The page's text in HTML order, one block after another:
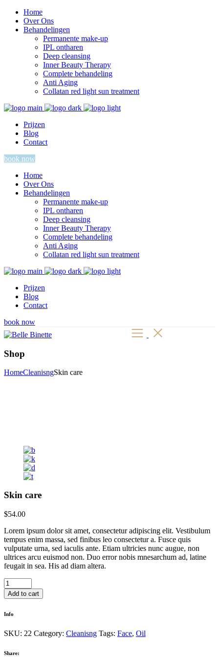
Home
Over Ons
Behandelingen
Permanente make-up
IPL ontharen
Deep cleansing
Inner Beauty Therapy
Complete behandeling
Anti Aging
Collatan red light sun treatment
Prijzen
Blog
Contact
book now
Home
Over Ons
Behandelingen
Permanente make-up
IPL ontharen
Deep cleansing
Inner Beauty Therapy
Complete behandeling
Anti Aging
Collatan red light sun treatment
Prijzen
Blog
Contact
book now
Shop
HomeCleanisngSkin care
Skin care
$54.00
Lorem ipsum dolor sit amet, consectetur adipiscing elit. Vestibulum
tempus enim massa, sed finibus leo consectetur a. Fusce quis
vulputate urna, sed iaculis ante. Etiam ultricies nunc augue, non
ultrices arcu euismod non. Duo error nobis mnesarchum ad, latine
feugait in sea. His ad diam altera.
Add to cart
Info
SKU: 22 Category: Cleanisng Tags: Face, Oil
Share: